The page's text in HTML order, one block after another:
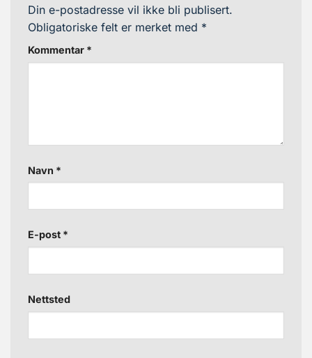
Din e-postadresse vil ikke bli publisert.
Obligatoriske felt er merket med *
Kommentar *
Navn *
E-post *
Nettsted